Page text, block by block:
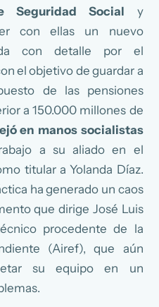
Seguridad Social y
con ellas un nuevo
con detalle por el
el objetivo de guardar a
de las pensiones
a 150.000 millones de
en manos socialistas
a su aliado en el
titular a Yolanda Díaz.
ha generado un caos
que dirige José Luis
procedente de la
(Airef), que aún
su equipo en un